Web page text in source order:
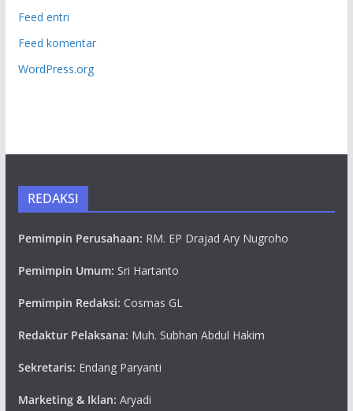
Feed entri
Feed komentar
WordPress.org
REDAKSI
Pemimpin Perusahaan: RM. EP Drajad Ary Nugroho
Pemimpin Umum: Sri Hartanto
Pemimpin Redaksi: Cosmas GL
Redaktur Pelaksana: Muh. Subhan Abdul Hakim
Sekretaris: Endang Paryanti
Marketing & Iklan: Aryadi